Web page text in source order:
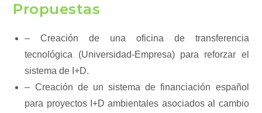
Propuestas
– Creación de una oficina de transferencia
tecnológica (Universidad-Empresa) para reforzar el
sistema de I+D.
– Creación de un sistema de financiación español
para proyectos I+D ambientales asociados al cambio